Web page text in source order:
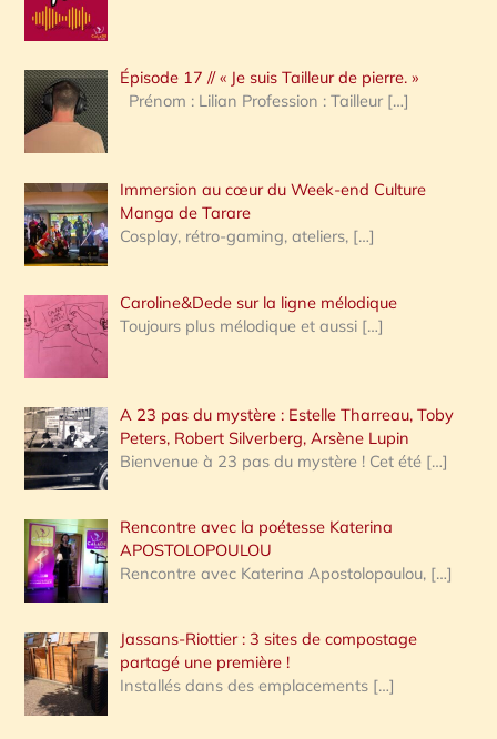
r
c
h
e
:
Épisode 17 // « Je suis Tailleur de pierre. »
Prénom : Lilian Profession : Tailleur […]
Immersion au cœur du Week-end Culture
Manga de Tarare
Cosplay, rétro-gaming, ateliers, […]
Caroline&Dede sur la ligne mélodique
Toujours plus mélodique et aussi […]
A 23 pas du mystère : Estelle Tharreau, Toby
Peters, Robert Silverberg, Arsène Lupin
Bienvenue à 23 pas du mystère ! Cet été […]
Rencontre avec la poétesse Katerina
APOSTOLOPOULOU
Rencontre avec Katerina Apostolopoulou, […]
Jassans-Riottier : 3 sites de compostage
partagé une première !
Installés dans des emplacements […]